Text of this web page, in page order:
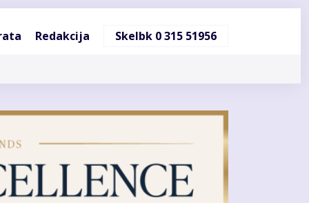
Redakcija Skelbk 0 315 51956